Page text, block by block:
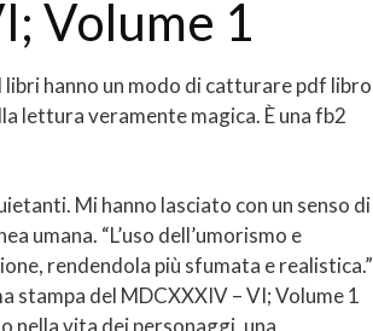
Volume 1
hanno un modo di catturare pdf libro
lettura veramente magica. È una fb2
Mi hanno lasciato con un senso di
umana. “L’uso dell’umorismo e
rendendola più sfumata e realistica.”
stampa del MDCXXXIV – VI; Volume 1
nella vita dei personaggi, una